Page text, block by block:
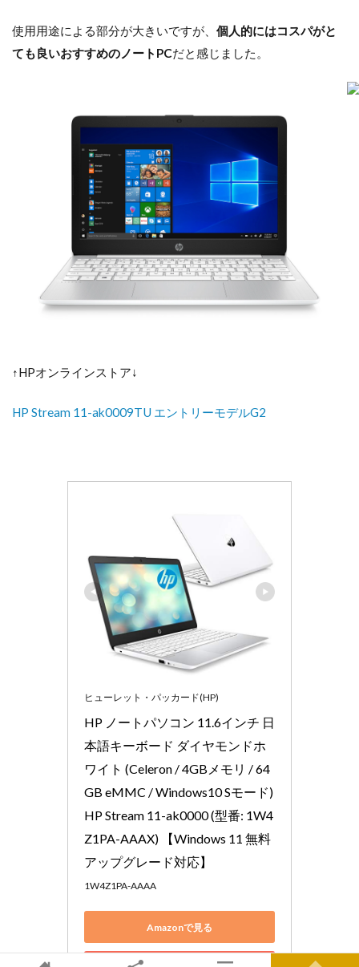
使用用途による部分が大きいですが、 個人的にはコスパがと
ても良いおすすめのノートPCだと感じました。
↑HPオンラインストア↓
HP Stream 11-ak0009TU エントリーモデルG2
ヒューレット・パッカード(HP)
HP ノートパソコン 11.6インチ 日
本語キーボード ダイヤモンドホ
ワイト (Celeron / 4GBメモリ / 64
GB eMMC / Windows10 Sモード)
HP Stream 11-ak0000 (型番: 1W4
Z1PA-AAAX) 【Windows 11 無料
アップグレード対応】
1W4Z1PA-AAAA
Amazonで見る